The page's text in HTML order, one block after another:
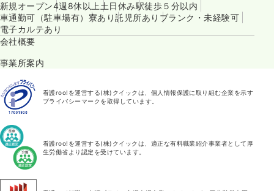
新規オープン4週8休以上 土日休み駅徒歩５分以内
車通勤可（駐車場有） 寮あり託児所あり ブランク・未経験可
電子カルテあり
会社概要
事業所案内
看護roo!を運営する(株)クイックは、個人情報保護に取り組む企業を示す
プライバシーマークを取得しています。
看護roo!を運営する(株)クイックは、適正な有料職業紹介事業者として厚
生労働省より認定を受けています。